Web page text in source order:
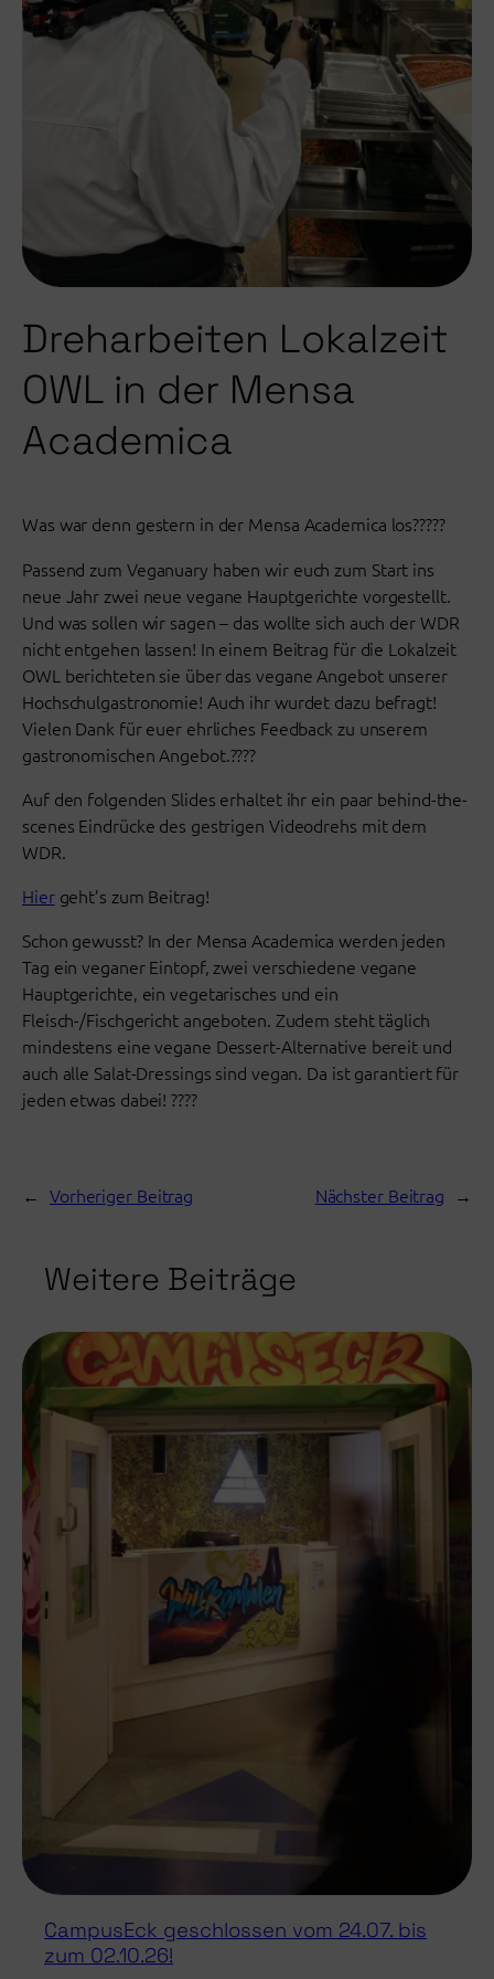
Dreharbeiten Lokalzeit
OWL in der Mensa
Academica
Was war denn gestern in der Mensa Academica los?????
Passend zum Veganuary haben wir euch zum Start ins
neue Jahr zwei neue vegane Hauptgerichte vorgestellt.
Und was sollen wir sagen – das wollte sich auch der WDR
nicht entgehen lassen! In einem Beitrag für die Lokalzeit
OWL berichteten sie über das vegane Angebot unserer
Hochschulgastronomie! Auch ihr wurdet dazu befragt!
Vielen Dank für euer ehrliches Feedback zu unserem
gastronomischen Angebot.????
Auf den folgenden Slides erhaltet ihr ein paar behind-the-
scenes Eindrücke des gestrigen Videodrehs mit dem
WDR.
Hiergeht’s zum Beitrag!
Schon gewusst? In der Mensa Academica werden jeden
Tag ein veganer Eintopf, zwei verschiedene vegane
Hauptgerichte, ein vegetarisches und ein
Fleisch-/Fischgericht angeboten. Zudem steht täglich
mindestens eine vegane Dessert-Alternative bereit und
auch alle Salat-Dressings sind vegan. Da ist garantiert für
jeden etwas dabei! ????
← Vorheriger Beitrag Nächster Beitrag →
Weitere Beiträge
CampusEck geschlossen vom 24.07. bis
zum 02.10.26!